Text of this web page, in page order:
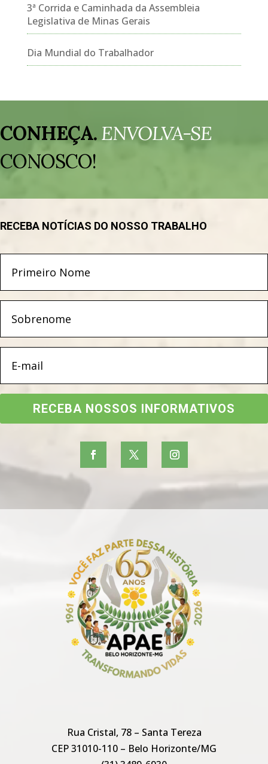
3ª Corrida e Caminhada da Assembleia
Legislativa de Minas Gerais
Dia Mundial do Trabalhador
de
vídeo
CONHEÇA.ENVOLVA-SE
CONOSCO!
RECEBA NOTÍCIAS DO NOSSO TRABALHO
RECEBA NOSSOS INFORMATIVOS
Rua Cristal, 78 – Santa Tereza
CEP 31010-110 – Belo Horizonte/MG